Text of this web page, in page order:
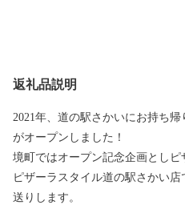
返礼品説明
2021年、道の駅さかいにお持ち帰
がオープンしました！
境町ではオープン記念企画としピ
ピザーラスタイル道の駅さかい
送りします。